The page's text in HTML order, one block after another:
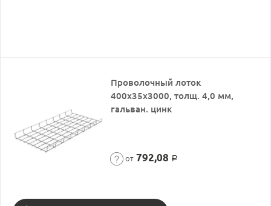
Проволочный лоток
400х35х3000, толщ. 4,0 мм,
гальван. цинк
от 792,08 Р